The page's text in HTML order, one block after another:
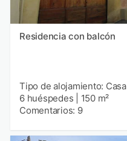
Residencia con balcón
Tipo de alojamiento: Casa
6 huéspedes
150 m²
Comentarios: 9